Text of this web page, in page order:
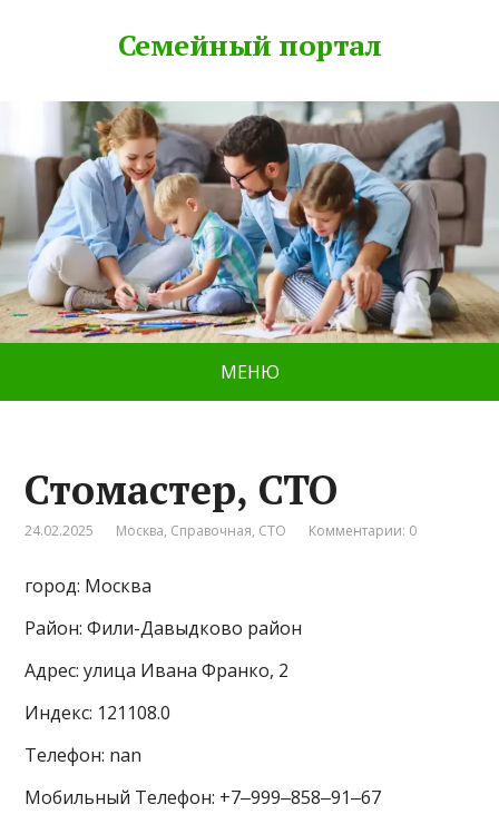
Семейный портал
МЕНЮ
Стомастер, СТО
24.02.2025 Москва, Справочная, СТО Комментарии: 0
город: Москва
Район: Фили-Давыдково район
Адрес: улица Ивана Франко, 2
Индекс: 121108.0
Телефон: nan
Мобильный Телефон: +7‒999‒858‒91‒67